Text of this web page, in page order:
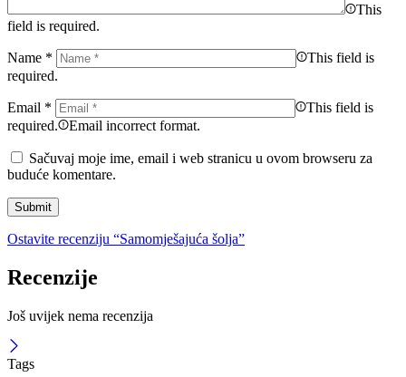
This
field is required.
Name *
This field is
required.
Email *
This field is
required.
Email incorrect format.
Sačuvaj moje ime, email i web stranicu u ovom browseru za
buduće komentare.
Ostavite recenziju “Samomješajuća šolja”
Recenzije
Još uvijek nema recenzija
Tags